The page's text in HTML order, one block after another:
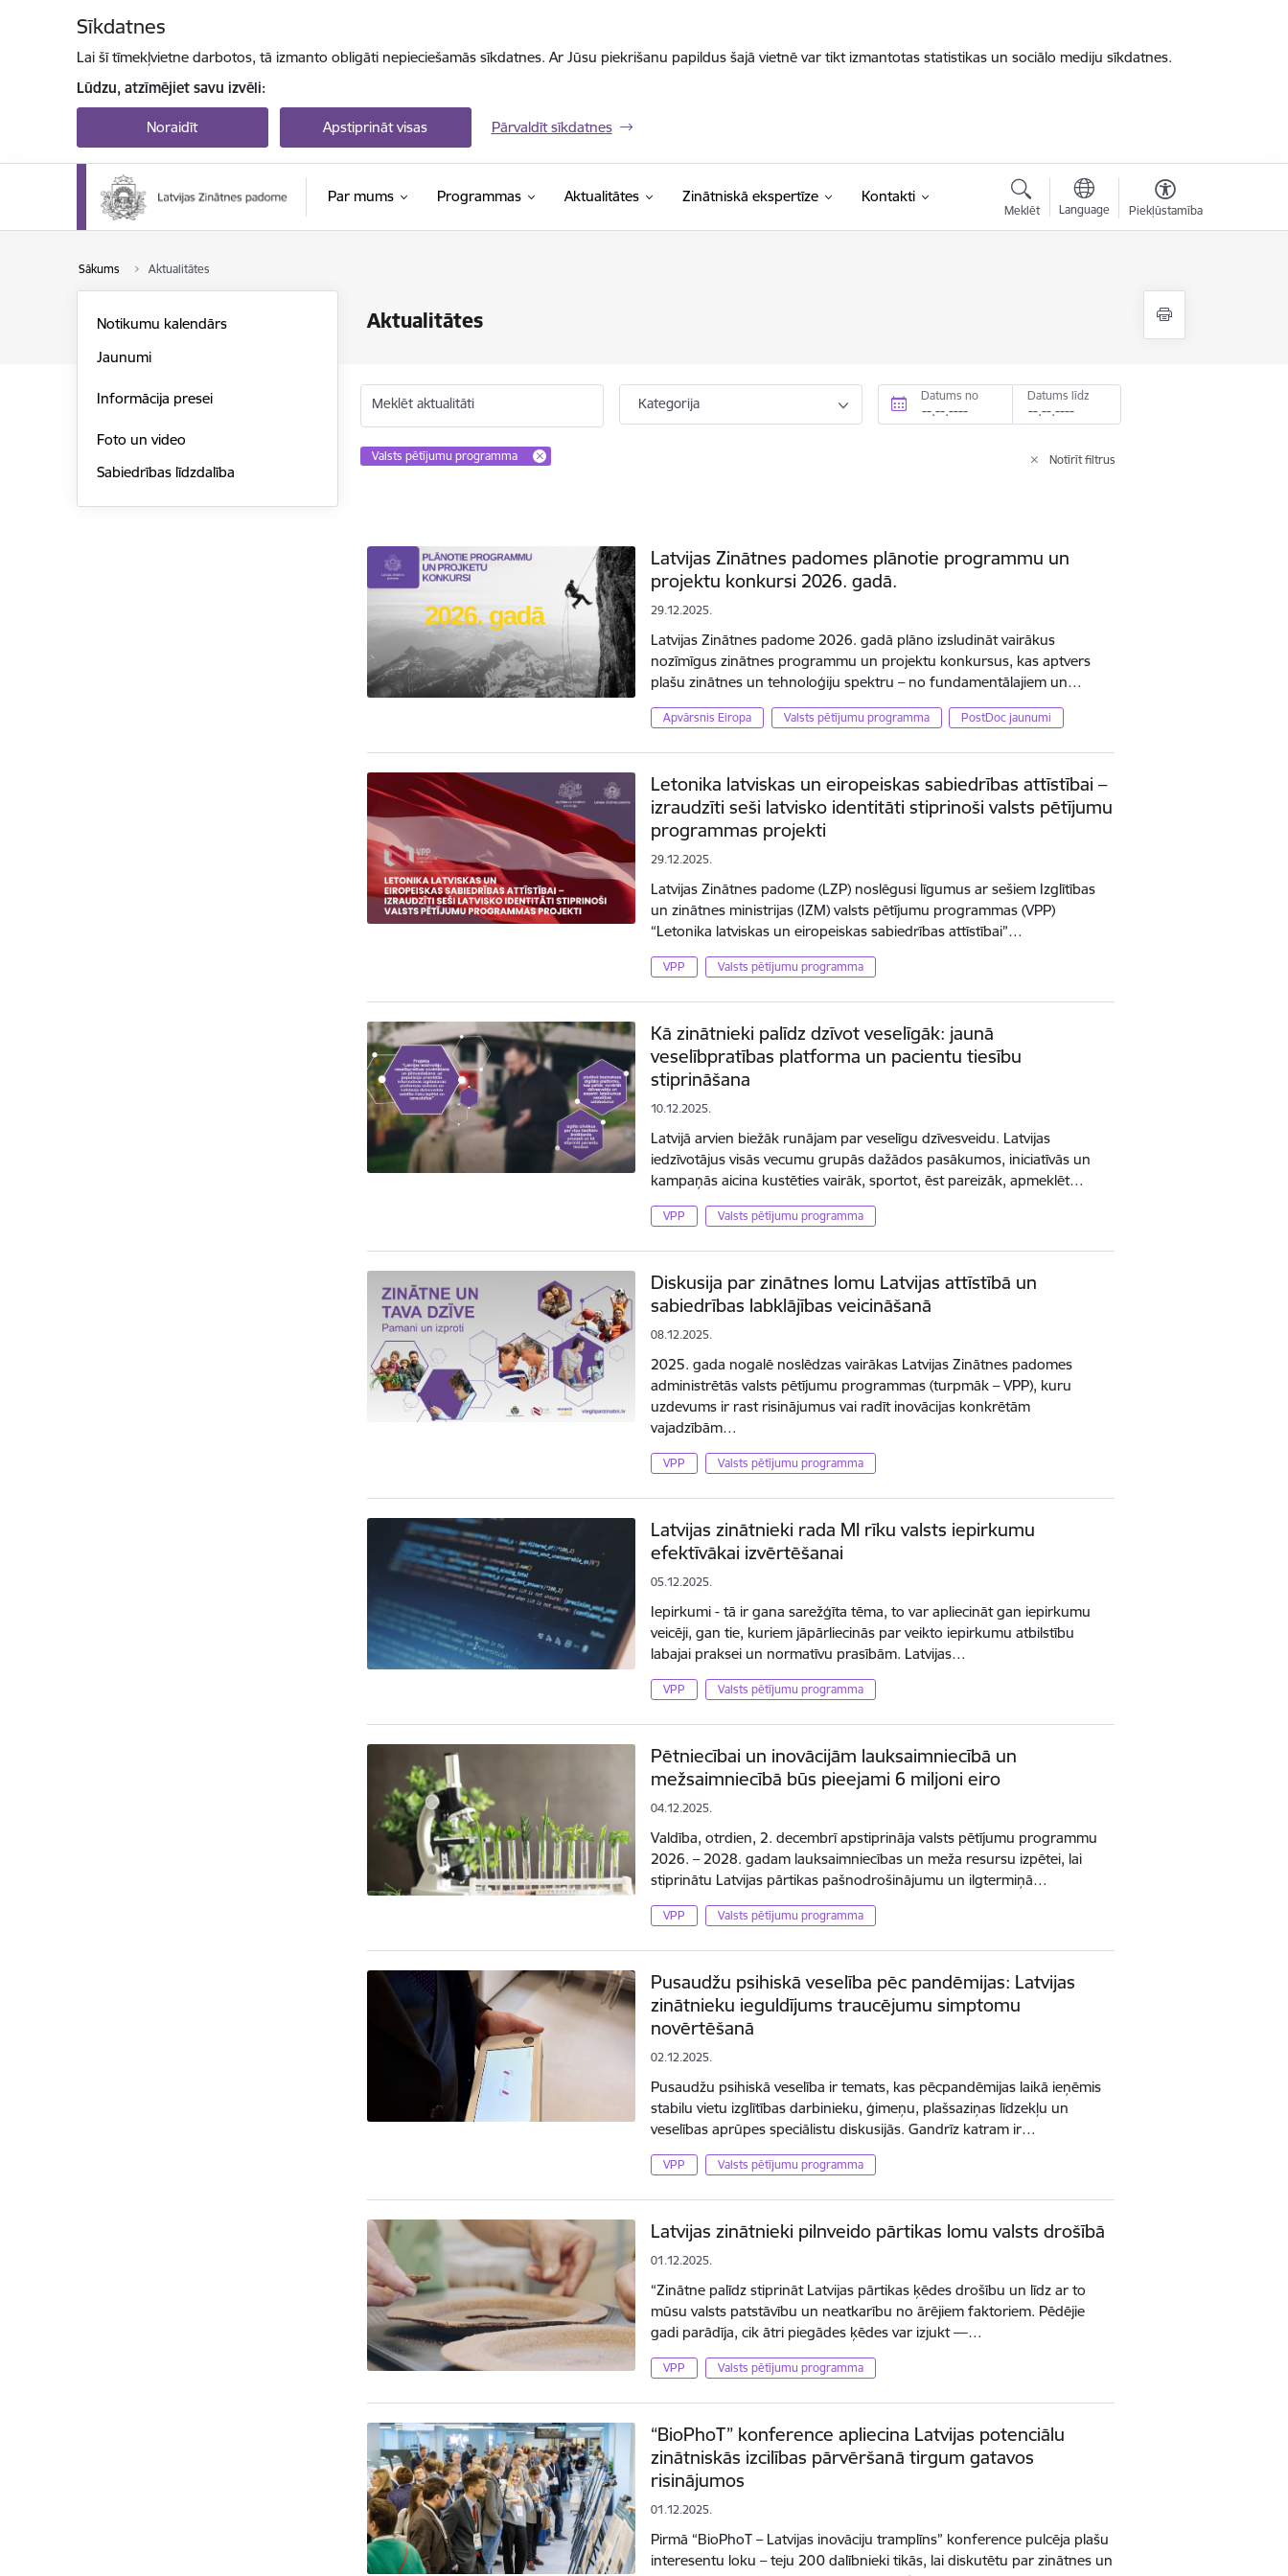
Sīkdatnes
Lai šī tīmekļvietne darbotos, tā izmanto obligāti nepieciešamās sīkdatnes. Ar Jūsu piekrišanu papildus šajā vietnē var tikt izmantotas statistikas un sociālo mediju sīkdatnes.
Lūdzu, atzīmējiet savu izvēli:
Noraidīt Apstiprināt visas Pārvaldīt sīkdatnes
Par mums Programmas Aktualitātes Zinātniskā ekspertīze Kontakti
Meklēt Language Piekļūstamība
Sākums Aktualitātes
Aktualitātes
Notikumu kalendārs
Jaunumi
Informācija presei
Foto un video
Sabiedrības līdzdalība
Meklēt aktualitāti Kategorija Datums no Datums līdz
Valsts pētījumu programma Notīrīt filtrus
Latvijas Zinātnes padomes plānotie programmu un
projektu konkursi 2026. gadā.
29.12.2025.
Latvijas Zinātnes padome 2026. gadā plāno izsludināt vairākus
nozīmīgus zinātnes programmu un projektu konkursus, kas aptvers
plašu zinātnes un tehnoloģiju spektru – no fundamentālajiem un…
Apvārsnis Eiropa Valsts pētījumu programma PostDoc jaunumi
Letonika latviskas un eiropeiskas sabiedrības attīstībai –
izraudzīti seši latvisko identitāti stiprinoši valsts pētījumu
programmas projekti
29.12.2025.
Latvijas Zinātnes padome (LZP) noslēgusi līgumus ar sešiem Izglītības
un zinātnes ministrijas (IZM) valsts pētījumu programmas (VPP)
“Letonika latviskas un eiropeiskas sabiedrības attīstībai”…
VPP Valsts pētījumu programma
Kā zinātnieki palīdz dzīvot veselīgāk: jaunā
veselībpratības platforma un pacientu tiesību
stiprināšana
10.12.2025.
Latvijā arvien biežāk runājam par veselīgu dzīvesveidu. Latvijas
iedzīvotājus visās vecumu grupās dažādos pasākumos, iniciatīvās un
kampaņās aicina kustēties vairāk, sportot, ēst pareizāk, apmeklēt…
VPP Valsts pētījumu programma
Diskusija par zinātnes lomu Latvijas attīstībā un
sabiedrības labklājības veicināšanā
08.12.2025.
2025. gada nogalē noslēdzas vairākas Latvijas Zinātnes padomes
administrētās valsts pētījumu programmas (turpmāk – VPP), kuru
uzdevums ir rast risinājumus vai radīt inovācijas konkrētām
vajadzībām…
VPP Valsts pētījumu programma
Latvijas zinātnieki rada MI rīku valsts iepirkumu
efektīvākai izvērtēšanai
05.12.2025.
Iepirkumi - tā ir gana sarežģīta tēma, to var apliecināt gan iepirkumu
veicēji, gan tie, kuriem jāpārliecinās par veikto iepirkumu atbilstību
labajai praksei un normatīvu prasībām. Latvijas…
VPP Valsts pētījumu programma
Pētniecībai un inovācijām lauksaimniecībā un
mežsaimniecībā būs pieejami 6 miljoni eiro
04.12.2025.
Valdība, otrdien, 2. decembrī apstiprināja valsts pētījumu programmu
2026. – 2028. gadam lauksaimniecības un meža resursu izpētei, lai
stiprinātu Latvijas pārtikas pašnodrošinājumu un ilgtermiņā…
VPP Valsts pētījumu programma
Pusaudžu psihiskā veselība pēc pandēmijas: Latvijas
zinātnieku ieguldījums traucējumu simptomu
novērtēšanā
02.12.2025.
Pusaudžu psihiskā veselība ir temats, kas pēcpandēmijas laikā ieņēmis
stabilu vietu izglītības darbinieku, ģimeņu, plašsaziņas līdzekļu un
veselības aprūpes speciālistu diskusijās. Gandrīz katram ir…
VPP Valsts pētījumu programma
Latvijas zinātnieki pilnveido pārtikas lomu valsts drošībā
01.12.2025.
“Zinātne palīdz stiprināt Latvijas pārtikas ķēdes drošību un līdz ar to
mūsu valsts patstāvību un neatkarību no ārējiem faktoriem. Pēdējie
gadi parādīja, cik ātri piegādes ķēdes var izjukt —…
VPP Valsts pētījumu programma
“BioPhoT” konference apliecina Latvijas potenciālu
zinātniskās izcilības pārvēršanā tirgum gatavos
risinājumos
01.12.2025.
Pirmā “BioPhoT – Latvijas inovāciju tramplīns” konference pulcēja plašu
interesentu loku – teju 200 dalībnieki tikās, lai diskutētu par zinātnes un